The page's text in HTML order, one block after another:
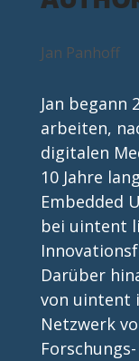
Jan Panhoff
Jan begann
arbeiten,
digitalen
10 Jahre
Embedded
bei uintent
Darüber
von uintent
Netzwerk